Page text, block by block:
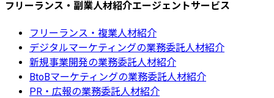
フリーランス・副業人材紹介エージェントサービス
フリーランス・複業人材紹介
デジタルマーケティングの業務委託人材紹介
新規事業開発の業務委託人材紹介
BtoBマーケティングの業務委託人材紹介
PR・広報の業務委託人材紹介